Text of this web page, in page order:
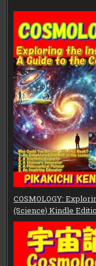
COSMOLOGY:
(Science) Kindle